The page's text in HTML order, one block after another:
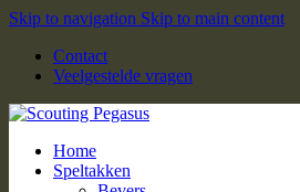
Skip to navigation Skip to main content
Contact
Veelgestelde vragen
Home
Speltakken